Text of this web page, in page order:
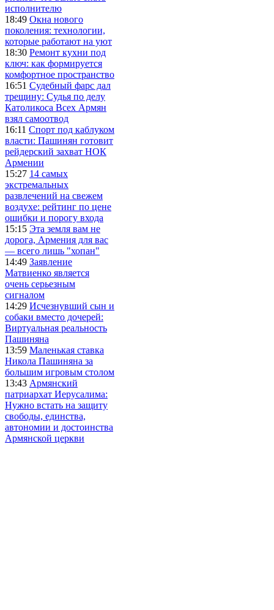
исполнителю
18:49 Окна нового
поколения: технологии,
которые работают на уют
18:30 Ремонт кухни под
ключ: как формируется
комфортное пространство
16:51 Судебный фарс дал
трещину: Судья по делу
Католикоса Всех Армян
взял самоотвод
16:11 Спорт под каблуком
власти: Пашинян готовит
рейдерский захват НОК
Армении
15:27 14 самых
экстремальных
развлечений на свежем
воздухе: рейтинг по цене
ошибки и порогу входа
15:15 Эта земля вам не
дорога, Армения для вас
— всего лишь "хопан"
14:49 Заявление
Матвиенко является
очень серьезным
сигналом
14:29 Исчезнувший сын и
собаки вместо дочерей:
Виртуальная реальность
Пашиняна
13:59 Маленькая ставка
Никола Пашиняна за
большим игровым столом
13:43 Армянский
патриархат Иерусалима:
Нужно встать на защиту
свободы, единства,
автономии и достоинства
Армянской церкви